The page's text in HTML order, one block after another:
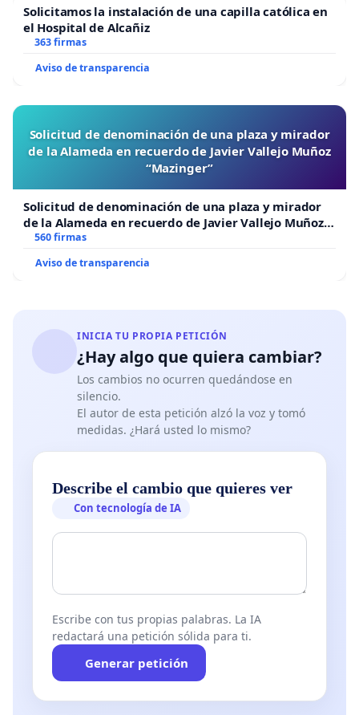
Solicitamos la instalación de una capilla católica en
el Hospital de Alcañiz
363 firmas
Aviso de transparencia
Solicitud de denominación de una plaza y mirador
de la Alameda en recuerdo de Javier Vallejo Muñoz
“Mazinger”
Solicitud de denominación de una plaza y mirador
de la Alameda en recuerdo de Javier Vallejo Muñoz
“Mazinger”
560 firmas
Aviso de transparencia
INICIA TU PROPIA PETICIÓN
¿Hay algo que quiera cambiar?
Los cambios no ocurren quedándose en
silencio.
El autor de esta petición alzó la voz y tomó
medidas. ¿Hará usted lo mismo?
Describe el cambio que quieres ver
Con tecnología de IA
Escribe con tus propias palabras. La IA
redactará una petición sólida para ti.
Generar petición